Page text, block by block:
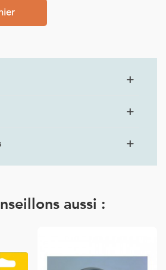
aussi :